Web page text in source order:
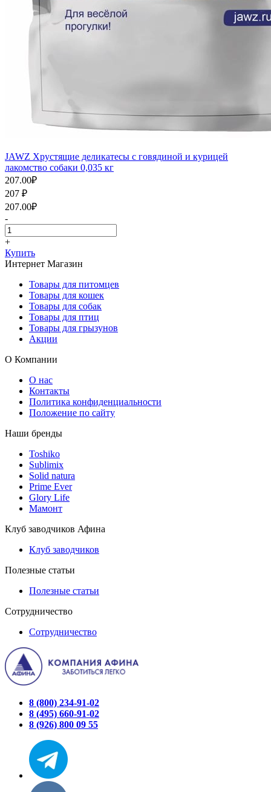
JAWZ Хрустящие деликатесы с говядиной и курицей
лакомство собаки 0,035 кг
207.00₽
207 ₽
207.00₽
-
+
Купить
Интернет Магазин
Товары для питомцев
Товары для кошек
Товары для собак
Товары для птиц
Товары для грызунов
Акции
О Компании
О нас
Контакты
Политика конфиденциальности
Положение по сайту
Наши бренды
Toshiko
Sublimix
Solid natura
Prime Ever
Glory Life
Мамонт
Клуб заводчиков Афина
Клуб заводчиков
Полезные статьи
Полезные статьи
Сотрудничество
Сотрудничество
8 (800) 234-91-02
8 (495) 660-91-02
8 (926) 800 09 55